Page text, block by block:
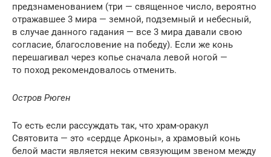
предзнаменованием (три — священное число, вероятно
отражавшее 3 мира — земной, подземный и небесный,
в случае данного гадания — все 3 мира давали свою
согласие, благословение на победу). Если же конь
перешагивал через копье сначала левой ногой —
то поход рекомендовалось отменить.
Остров Рюген
То есть если рассуждать так, что храм-оракул
Святовита — это «сердце Арконы», а храмовый конь
белой масти является неким связующим звеном между